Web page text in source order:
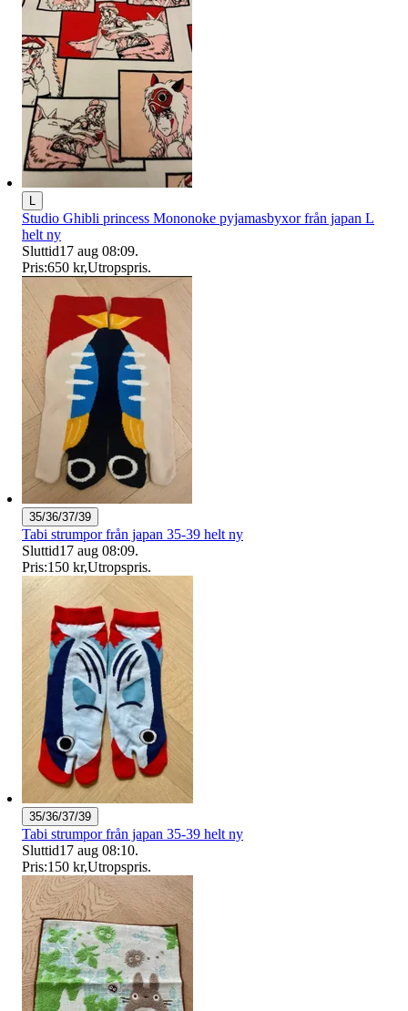
Studio Ghibli princess Mononoke pyjamasbyxor från japan L
helt ny
Sluttid17 aug 08:09.
Pris:650 kr,Utropspris.
35/36/37/39
Tabi strumpor från japan 35-39 helt ny
Sluttid17 aug 08:09.
Pris:150 kr,Utropspris.
35/36/37/39
Tabi strumpor från japan 35-39 helt ny
Sluttid17 aug 08:10.
Pris:150 kr,Utropspris.